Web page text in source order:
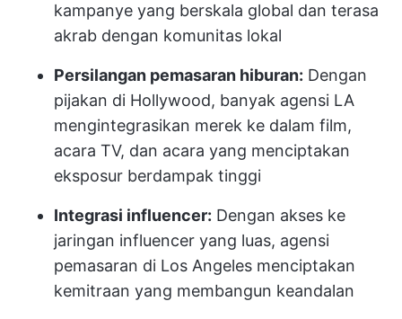
kampanye yang berskala global dan terasa
akrab dengan komunitas lokal
Persilangan pemasaran hiburan: Dengan
pijakan di Hollywood, banyak agensi LA
mengintegrasikan merek ke dalam film,
acara TV, dan acara yang menciptakan
eksposur berdampak tinggi
Integrasi influencer: Dengan akses ke
jaringan influencer yang luas, agensi
pemasaran di Los Angeles menciptakan
kemitraan yang membangun keandalan